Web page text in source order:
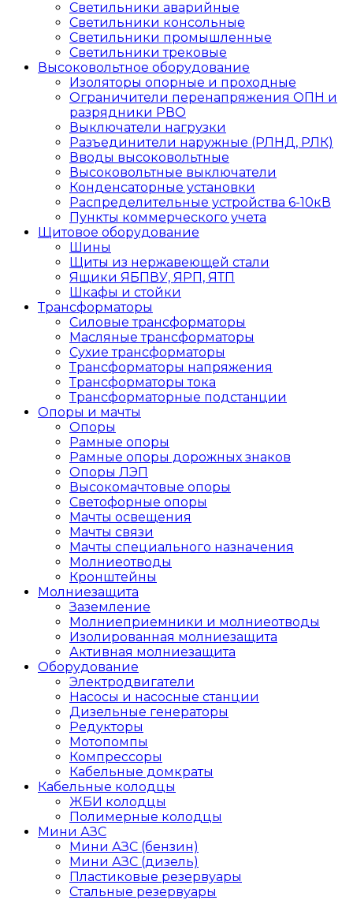
Светильники аварийные
Светильники консольные
Светильники промышленные
Светильники трековые
Высоковольтное оборудование
Изоляторы опорные и проходные
Ограничители перенапряжения ОПН и
разрядники РВО
Выключатели нагрузки
Разъединители наружные (РЛНД, РЛК)
Вводы высоковольтные
Высоковольтные выключатели
Конденсаторные установки
Распределительные устройства 6-10кВ
Пункты коммерческого учета
Щитовое оборудование
Шины
Щиты из нержавеющей стали
Ящики ЯБПВУ, ЯРП, ЯТП
Шкафы и стойки
Трансформаторы
Силовые трансформаторы
Масляные трансформаторы
Сухие трансформаторы
Трансформаторы напряжения
Трансформаторы тока
Трансформаторные подстанции
Опоры и мачты
Опоры
Рамные опоры
Рамные опоры дорожных знаков
Опоры ЛЭП
Высокомачтовые опоры
Светофорные опоры
Мачты освещения
Мачты связи
Мачты специального назначения
Молниеотводы
Кронштейны
Молниезащита
Заземление
Молниеприемники и молниеотводы
Изолированная молниезащита
Активная молниезащита
Оборудование
Электродвигатели
Насосы и насосные станции
Дизельные генераторы
Редукторы
Мотопомпы
Компрессоры
Кабельные домкраты
Кабельные колодцы
ЖБИ колодцы
Полимерные колодцы
Мини АЗС
Мини АЗС (бензин)
Мини АЗС (дизель)
Пластиковые резервуары
Стальные резервуары